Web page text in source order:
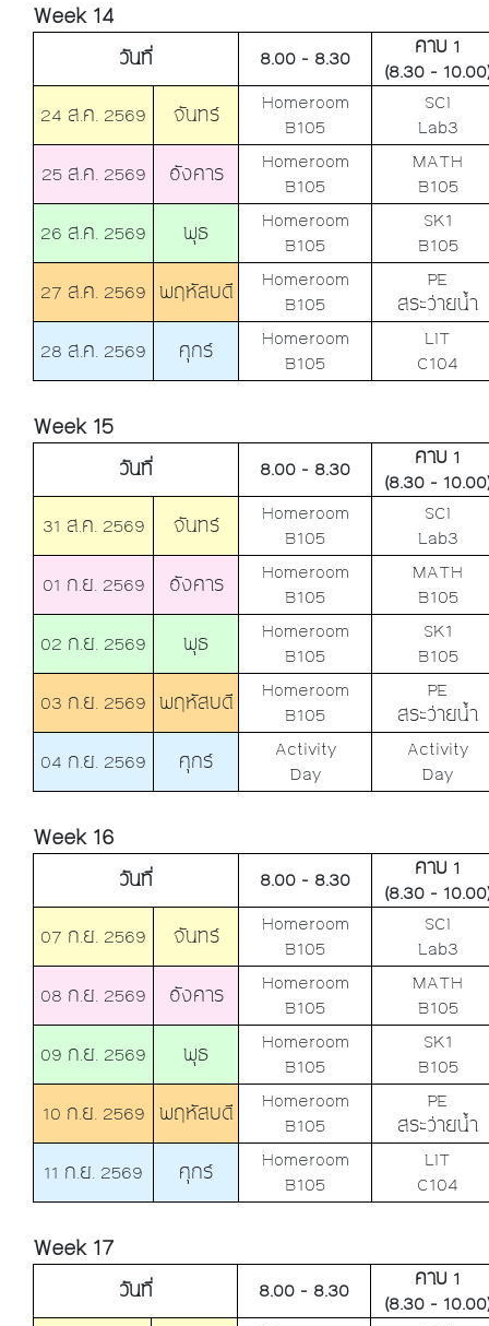
Week 14
วันที่ 8.00 - 8.30
คาบ 1
(8.30 -
24 ส.ค. 2569
จันทร์
Homeroom
B105
SCI
Lab3
25 ส.ค. 2569
อังคาร
Homeroom
B105
MATH
B105
26 ส.ค. 2569
พุธ
Homeroom
B105
SK1
B105
27 ส.ค. 2569 พฤหัสบดี
Homeroom
B105
PE
สระว่ายน้ำ
28 ส.ค. 2569
ศุกร์
Homeroom
B105
LIT
C104
Week 15
วันที่ 8.00 - 8.30
คาบ 1
(8.30 -
31 ส.ค. 2569
จันทร์
Homeroom
B105
SCI
Lab3
01 ก.ย. 2569
อังคาร
Homeroom
B105
MATH
B105
02 ก.ย. 2569
พุธ
Homeroom
B105
SK1
B105
03 ก.ย. 2569 พฤหัสบดี
Homeroom
B105
PE
สระว่ายน้ำ
04 ก.ย. 2569
ศุกร์
Activity
Day
Activity
Day
Week 16
วันที่ 8.00 - 8.30
คาบ 1
(8.30 -
07 ก.ย. 2569
จันทร์
Homeroom
B105
SCI
Lab3
08 ก.ย. 2569
อังคาร
Homeroom
B105
MATH
B105
09 ก.ย. 2569
พุธ
Homeroom
B105
SK1
B105
10 ก.ย. 2569
พฤหัสบดี
Homeroom
B105
PE
สระว่ายน้ำ
11 ก.ย. 2569
ศุกร์
Homeroom
B105
LIT
C104
Week 17
วันที่ 8.00 - 8.30
คาบ 1
(8.30 -